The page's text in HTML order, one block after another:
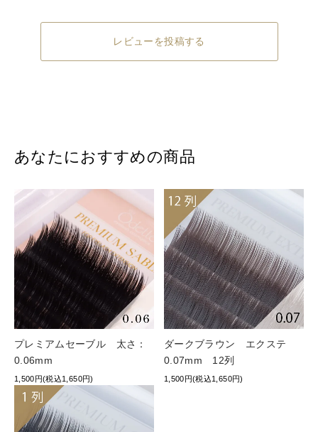
レビューを投稿する
あなたにおすすめの商品
プレミアムセーブル 太さ：
0.06mm
1,500円(税込1,650円)
ダークブラウン エクステ
0.07mm 12列
1,500円(税込1,650円)